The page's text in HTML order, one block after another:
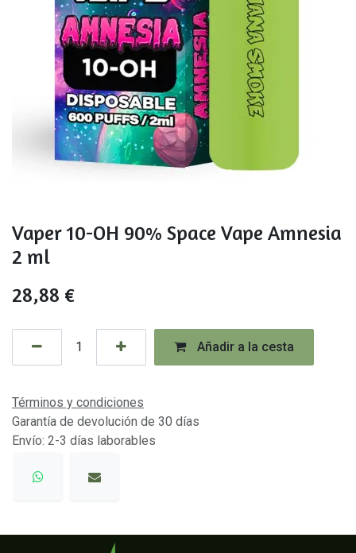
Vaper 10-OH 90% Space Vape Amnesia
2 ml
28,88 €
Añadir a la cesta
Términos y condiciones
Garantía de devolución de 30 días
Envío: 2-3 días laborables